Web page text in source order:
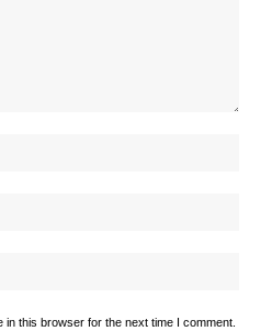
this browser for the next time I comment.